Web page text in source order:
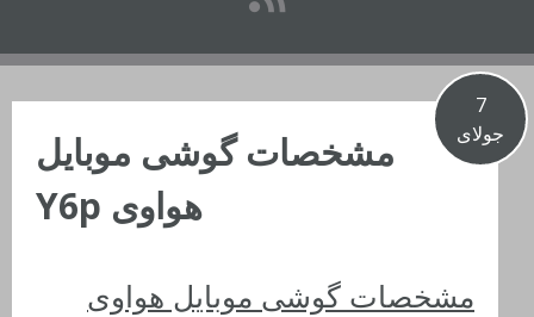
7
جولای
مشخصات گوشی موبایل
هواوی Y6p
مشخصات گوشی موبایل هواوی